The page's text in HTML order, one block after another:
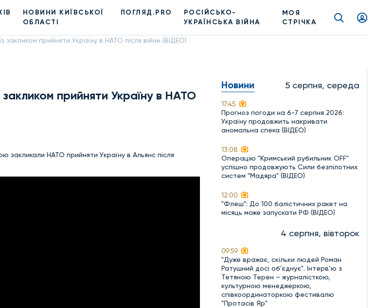
НОВИНИ КИЇВСЬКОЇ
ОБЛАСТІ
ПОГЛЯД.PRO
РОСІЙСЬКО-
УКРАЇНСЬКА ВІЙНА
МОЯ
СТРІЧКА
прийняти Україну в НАТО після війни (ВІДЕО)
прийняти Україну в НАТО
НАТО прийняти Україну в Альянс після
Новини 5 серпня, середа
17:45
Прогноз погоди на 6-7 серпня 2026:
Україну продовжить накривати
аномальна спека (ВІДЕО)
13:08
Операцію "Кримський рубильник OFF"
успішно продовжують Сили безпілотних
систем "Мадяра" (ВІДЕО)
12:00
"Флеш": До 100 балістичних ракет на
місяць може запускати РФ (ВІДЕО)
4 серпня, вівторок
09:59
"Дуже вражає, скільки людей Роман
Ратушний досі об'єднує". Інтерв’ю з
Тетяною Терен – журналісткою,
культурною менеджеркою,
співкоординаторкою фестивалю
"Протасів Яр"